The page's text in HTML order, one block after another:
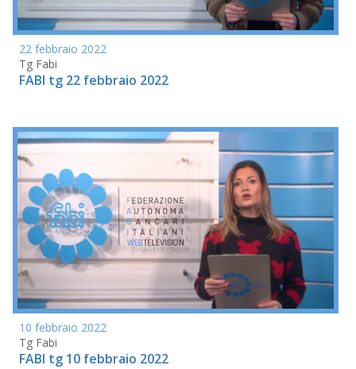
22 febbraio 2022
Tg Fabi
FABI tg 22 febbraio 2022
10 febbraio 2022
Tg Fabi
FABI tg 10 febbraio 2022